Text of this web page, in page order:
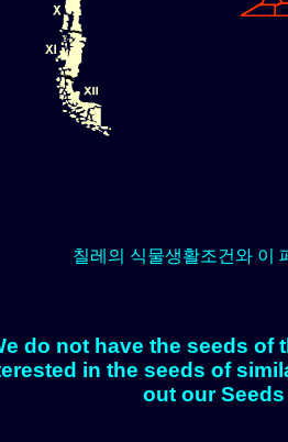
칠레의 식물생활조건와 이
do not have the seeds of
in the seeds of
out our